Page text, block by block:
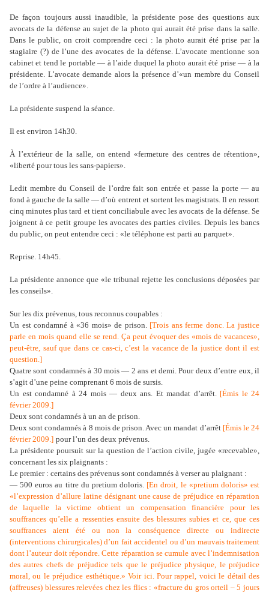
De façon toujours aussi inaudible, la présidente pose des questions aux
avocats de la défense au sujet de la photo qui aurait été prise dans la salle.
Dans le public, on croit comprendre ceci : la photo aurait été prise par la
stagiaire (?) de l’une des avocates de la défense. L’avocate mentionne son
cabinet et tend le portable — à l’aide duquel la photo aurait été prise — à la
présidente. L’avocate demande alors la présence d’«un membre du Conseil
de l’ordre à l’audience».
La présidente suspend la séance.
Il est environ 14h30.
À l’extérieur de la salle, on entend «fermeture des centres de rétention»,
«liberté pour tous les sans-papiers».
Ledit membre du Conseil de l’ordre fait son entrée et passe la porte — au
fond à gauche de la salle — d’où entrent et sortent les magistrats. Il en ressort
cinq minutes plus tard et tient conciliabule avec les avocats de la défense. Se
joignent à ce petit groupe les avocates des parties civiles. Depuis les bancs
du public, on peut entendre ceci : «le téléphone est parti au parquet».
Reprise. 14h45.
La présidente annonce que «le tribunal rejette les conclusions déposées par
les conseils».
Sur les dix prévenus, tous reconnus coupables :
Un est condamné à «36 mois» de prison. [Trois ans ferme donc. La justice
parle en mois quand elle se rend. Ça peut évoquer des «mois de vacances»,
peut-être, sauf que dans ce cas-ci, c’est la vacance de la justice dont il est
question.]
Quatre sont condamnés à 30 mois — 2 ans et demi. Pour deux d’entre eux, il
s’agit d’une peine comprenant 6 mois de sursis.
Un est condamné à 24 mois — deux ans. Et mandat d’arrêt. [Émis le 24
février 2009.]
Deux sont condamnés à un an de prison.
Deux sont condamnés à 8 mois de prison. Avec un mandat d’arrêt [Émis le 24
février 2009.] pour l’un des deux prévenus.
La présidente poursuit sur la question de l’action civile, jugée «recevable»,
concernant les six plaignants :
Le premier : certains des prévenus sont condamnés à verser au plaignant :
— 500 euros au titre du pretium doloris. [En droit, le «pretium doloris» est
«l’expression d’allure latine désignant une cause de préjudice en réparation
de laquelle la victime obtient un compensation financière pour les
souffrances qu’elle a ressenties ensuite des blessures subies et ce, que ces
souffrances aient été ou non la conséquence directe ou indirecte
(interventions chirurgicales) d’un fait accidentel ou d’un mauvais traitement
dont l’auteur doit répondre. Cette réparation se cumule avec l’indemnisation
des autres chefs de préjudice tels que le préjudice physique, le préjudice
moral, ou le préjudice esthétique.»Voir ici. Pour rappel, voici le détail des
(affreuses) blessures relevées chez les flics : «fracture du gros orteil – 5 jours